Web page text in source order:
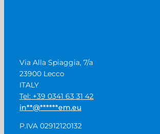
Via Alla Spiaggia, 7/a
23900 Lecco
ITALY
Tel: +39 0341 63 31 42
in**@******em.eu
P.IVA 02912120132